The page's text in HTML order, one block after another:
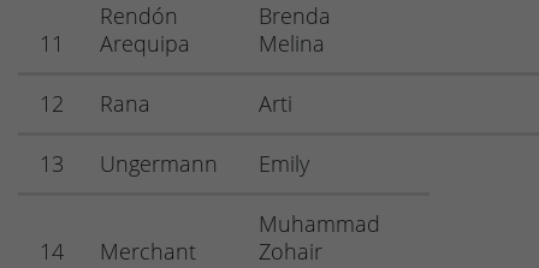
11
Rendón
Arequipa
Brenda
Melina
12 Rana Arti
13 Ungermann Emily
14 Merchant
Muhammad
Zohair